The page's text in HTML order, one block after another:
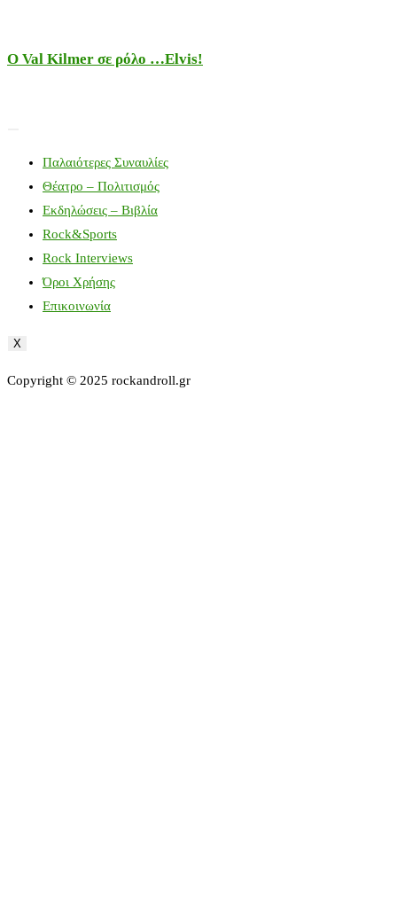
Ο Val Kilmer σε ρόλο …Elvis!
Παλαιότερες Συναυλίες
Θέατρο – Πολιτισμός
Εκδηλώσεις – Βιβλία
Rock&Sports
Rock Interviews
Όροι Χρήσης
Επικοινωνία
X
Copyright © 2025 rockandroll.gr